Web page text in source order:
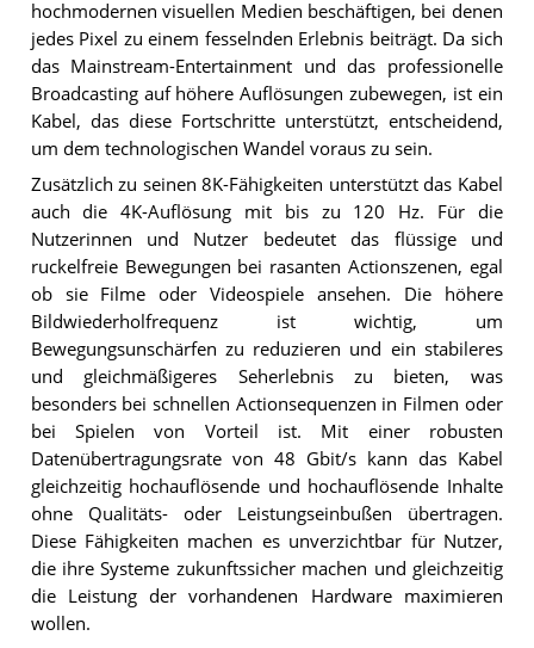
hochmodernen visuellen Medien beschäftigen, bei denen
jedes Pixel zu einem fesselnden Erlebnis beiträgt. Da sich
das Mainstream-Entertainment und das professionelle
Broadcasting auf höhere Auflösungen zubewegen, ist ein
Kabel, das diese Fortschritte unterstützt, entscheidend,
um dem technologischen Wandel voraus zu sein.
Zusätzlich zu seinen 8K-Fähigkeiten unterstützt das Kabel
auch die 4K-Auflösung mit bis zu 120 Hz. Für die
Nutzerinnen und Nutzer bedeutet das flüssige und
ruckelfreie Bewegungen bei rasanten Actionszenen, egal
ob sie Filme oder Videospiele ansehen. Die höhere
Bildwiederholfrequenz ist wichtig, um
Bewegungsunschärfen zu reduzieren und ein stabileres
und gleichmäßigeres Seherlebnis zu bieten, was
besonders bei schnellen Actionsequenzen in Filmen oder
bei Spielen von Vorteil ist. Mit einer robusten
Datenübertragungsrate von 48 Gbit/s kann das Kabel
gleichzeitig hochauflösende und hochauflösende Inhalte
ohne Qualitäts- oder Leistungseinbußen übertragen.
Diese Fähigkeiten machen es unverzichtbar für Nutzer,
die ihre Systeme zukunftssicher machen und gleichzeitig
die Leistung der vorhandenen Hardware maximieren
wollen.